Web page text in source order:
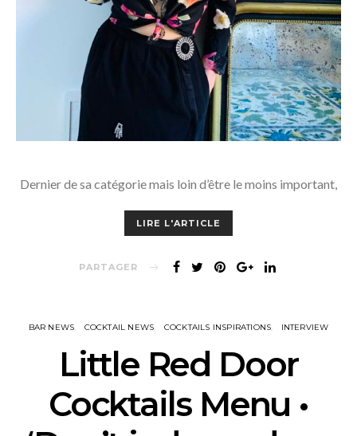
Dernier de sa catégorie mais loin d’être le moins important,
LIRE L'ARTICLE
PARTAGER
BAR NEWS COCKTAIL NEWS COCKTAILS INSPIRATIONS INTERVIEW
Little Red Door
Cocktails Menu •